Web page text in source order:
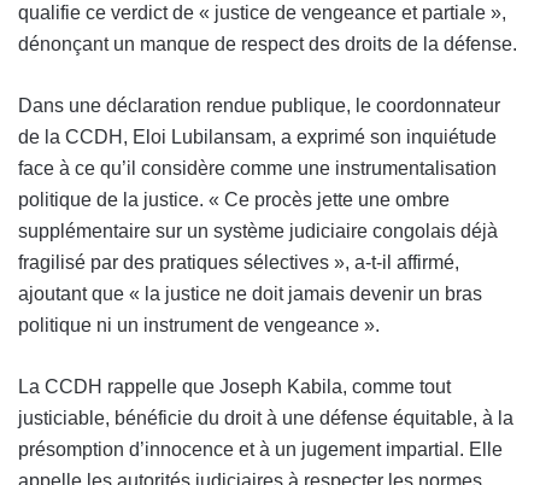
qualifie ce verdict de « justice de vengeance et partiale »,
dénonçant un manque de respect des droits de la défense.
Dans une déclaration rendue publique, le coordonnateur
de la CCDH, Eloi Lubilansam, a exprimé son inquiétude
face à ce qu’il considère comme une instrumentalisation
politique de la justice. « Ce procès jette une ombre
supplémentaire sur un système judiciaire congolais déjà
fragilisé par des pratiques sélectives », a-t-il affirmé,
ajoutant que « la justice ne doit jamais devenir un bras
politique ni un instrument de vengeance ».
La CCDH rappelle que Joseph Kabila, comme tout
justiciable, bénéficie du droit à une défense équitable, à la
présomption d’innocence et à un jugement impartial. Elle
appelle les autorités judiciaires à respecter les normes